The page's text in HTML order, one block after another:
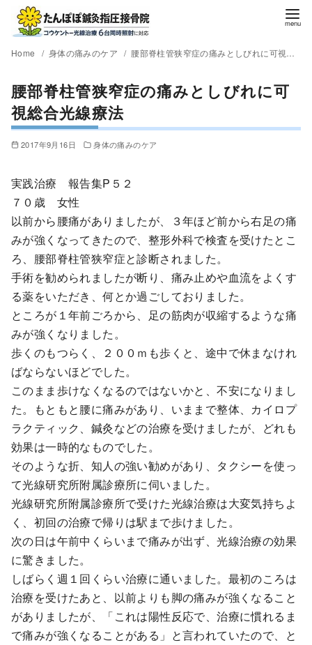
Home 身体の痛みのケア 腰部脊柱管狭窄症の痛みとしびれに可視総合光線療法
腰部脊柱管狭窄症の痛みとしびれに可
視総合光線療法
2017年9月16日 身体の痛みのケア
実践治療 報告集P５２
７０歳 女性
以前から腰痛がありましたが、３年ほど前から右足の痛
みが強くなってきたので、整形外科で検査を受けたとこ
ろ、腰部脊柱管狭窄症と診断されました。
手術を勧められましたが断り、痛み止めや血流をよくす
る薬をいただき、何とか過ごしておりました。
ところが１年前ごろから、足の筋肉が収縮するような痛
みが強くなりました。
歩くのもつらく、２００ｍも歩くと、途中で休まなけれ
ばならないほどでした。
このまま歩けなくなるのではないかと、不安になりまし
た。もともと腰に痛みがあり、いままで整体、カイロプ
ラクティック、鍼灸などの治療を受けましたが、どれも
効果は一時的なものでした。
そのような折、知人の強い勧めがあり、タクシーを使っ
て光線研究所附属診療所に伺いました。
光線研究所附属診療所で受けた光線治療は大変気持ちよ
く、初回の治療で帰りは駅まで歩けました。
次の日は午前中くらいまで痛みが出ず、光線治療の効果
に驚きました。
しばらく週１回くらい治療に通いました。最初のころは
治療を受けたあと、以前よりも脚の痛みが強くなること
がありましたが、「これは陽性反応で、治療に慣れるま
で痛みが強くなることがある」と言われていたので、と